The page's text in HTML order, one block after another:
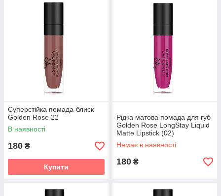
Суперстійка помада-блиск
Golden Rose 22
В наявності
180 ₴
Купити
Рідка матова помада для губ
Golden Rose LongStay Liquid
Matte Lipstick (02)
Немає в наявності
180 ₴